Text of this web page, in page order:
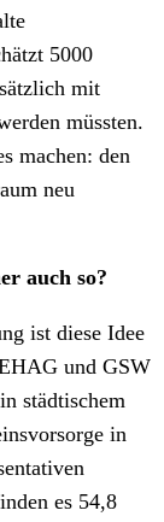
5000
mit
müssten.
machen: den
neu
auch so?
ist diese Idee
und GSW
städtischem
in
es 54,8